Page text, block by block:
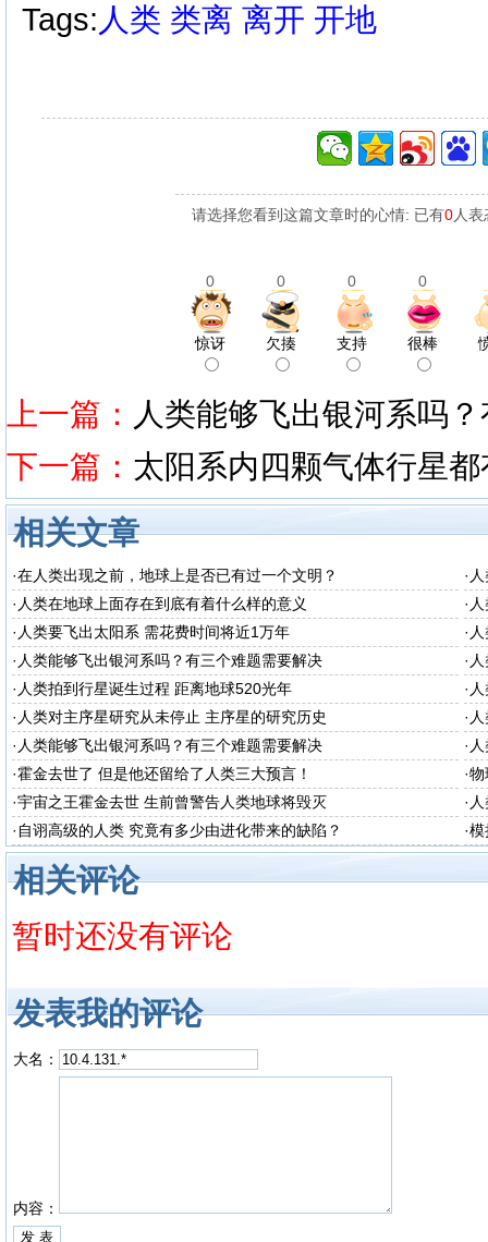
Tags: 人类 类离 离开 开地
请选择您看到这篇文章时的心情: 已有0人
0 0 0 0
惊讶 欠揍 支持 很棒
上一篇： 人类能够飞出银河系吗
下一篇： 太阳系内四颗气体行星
相关文章
·在人类出现之前，地球上是否已有过一个文明？ ·
· 人类在地球上面存在到底有着什么样的意义 ·
· 人类要飞出太阳系 需花费时间将近1万年 ·
· 人类能够飞出银河系吗？有三个难题需要解决 ·
· 人类拍到行星诞生过程 距离地球520光年 ·
· 人类对主序星研究从未停止 主序星的研究历史 ·
· 人类能够飞出银河系吗？有三个难题需要解决 ·
·霍金去世了 但是他还留给了人类三大预言！ ·物
·宇宙之王霍金去世 生前曾警告人类地球将毁灭 ·
· 自诩高级的人类 究竟有多少由进化带来的缺陷？ ·模
相关评论
暂时还没有评论
发表我的评论
大名：
内容：